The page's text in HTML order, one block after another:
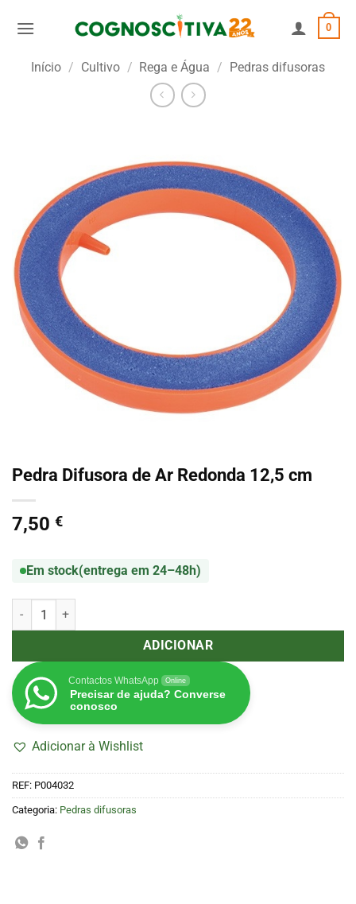
0
Início / Cultivo / Rega e Água / Pedras difusoras
Pedra Difusora de Ar Redonda 12,5 cm
7,50 €
Em stock(entrega em 24–48h)
Quantidade de Pedra Difusora de Ar Redonda 12,5 cm
ADICIONAR
Contactos WhatsApp Online
Precisar de ajuda? Converse
conosco
Adicionar à Wishlist
REF: P004032
Categoria: Pedras difusoras